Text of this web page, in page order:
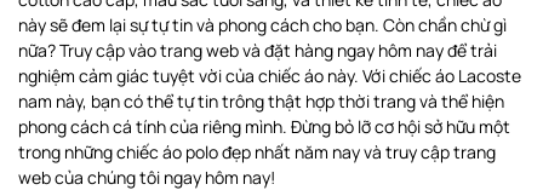
này sẽ đem lại sự tự tin và phong cách cho bạn. Còn chần chừ gì
nữa? Truy cập vào trang web và đặt hàng ngay hôm nay để trải
nghiệm cảm giác tuyệt vời của chiếc áo này. Với chiếc áo Lacoste
nam này, bạn có thể tự tin trông thật hợp thời trang và thể hiện
phong cách cá tính của riêng mình. Đừng bỏ lỡ cơ hội sở hữu một
trong những chiếc áo polo đẹp nhất năm nay và truy cập trang
web của chúng tôi ngay hôm nay!